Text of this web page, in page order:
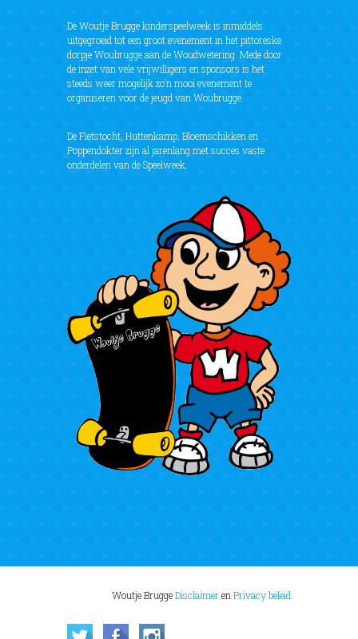
De Woutje Brugge kinderspeelweek is inmiddels
uitgegroeid tot een groot evenement in het pittoreske
dorpje Woubrugge aan de Woudwetering. Mede door
de inzet van vele vrijwilligers en sponsors is het
steeds weer mogelijk zo’n mooi evenement te
organiseren voor de jeugd van Woubrugge.
De Fietstocht, Huttenkamp, Bloemschikken en
Poppendokter zijn al jarenlang met succes vaste
onderdelen van de Speelweek.
Woutje BruggeDisclaimerenPrivacy beleid